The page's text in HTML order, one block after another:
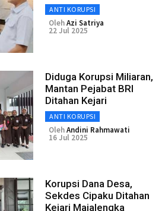
ANTI KORUPSI
OlehAzi Satriya
22 Jul 2025
Diduga Korupsi Miliaran,
Mantan Pejabat BRI
Ditahan Kejari
ANTI KORUPSI
OlehAndini Rahmawati
16 Jul 2025
Korupsi Dana Desa,
Sekdes Cipaku Ditahan
Kejari Majalengka